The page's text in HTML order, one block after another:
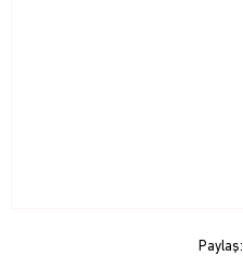
Paylaş: